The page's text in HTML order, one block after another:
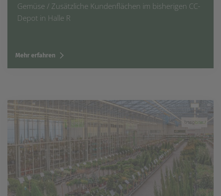
Gemüse / Zusätzliche Kundenflächen im bisherigen CC-
Depot in Halle R
Mehr erfahren